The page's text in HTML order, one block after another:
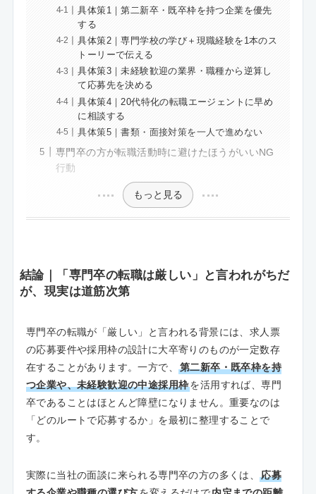
具体策1｜第二新卒・既卒枠を持つ企業を優先
する
具体策2｜専門学校の学び＋現職経験を1本のス
トーリーで伝える
具体策3｜未経験歓迎の業界・職種から逆算し
て応募先を決める
具体策4｜20代特化の転職エージェントに早め
に相談する
具体策5｜書類・面接対策を一人で進めない
専門卒の方が転職活動時に避けたほうがいいNG
行動
もっと見る
結論｜「専門卒の転職は厳しい」と言われがちだ
が、現実は道筋次第
専門卒の転職が「厳しい」と言われる背景には、求人票
の応募要件や採用枠の設計に大卒寄りのものが一定数存
在することがあります。一方で、
第二新卒・既卒枠を持
つ企業や、未経験歓迎の中途採用枠を活用すれば、専門
卒であることはほとんど障壁になりません。重要なのは
「どのルートで応募するか」を最初に整理することで
す。
実際に当社の面談に来られる専門卒の方の多くは、応募